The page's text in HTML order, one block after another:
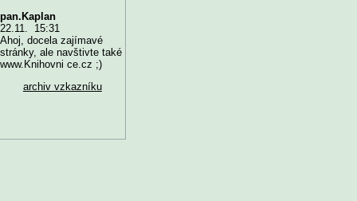
pan.Kaplan
22.11. 15:31
Ahoj, docela zajímavé
stránky, ale navštivte také
www.Knihovni ce.cz ;)
archiv vzkazníku